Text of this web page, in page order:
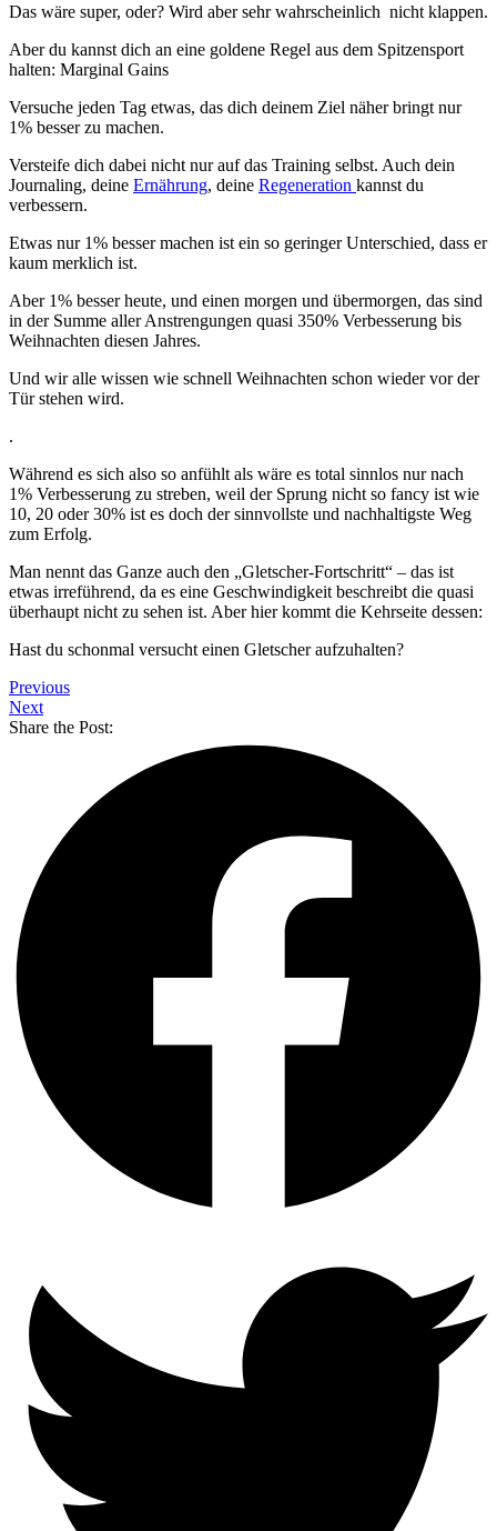
Das wäre super, oder? Wird aber sehr wahrscheinlich nicht klappen.
Aber du kannst dich an eine goldene Regel aus dem Spitzensport
halten: Marginal Gains
Versuche jeden Tag etwas, das dich deinem Ziel näher bringt nur
1% besser zu machen.
Versteife dich dabei nicht nur auf das Training selbst. Auch dein
Journaling, deine Ernährung, deine Regeneration kannst du
verbessern.
Etwas nur 1% besser machen ist ein so geringer Unterschied, dass er
kaum merklich ist.
Aber 1% besser heute, und einen morgen und übermorgen, das sind
in der Summe aller Anstrengungen quasi 350% Verbesserung bis
Weihnachten diesen Jahres.
Und wir alle wissen wie schnell Weihnachten schon wieder vor der
Tür stehen wird.
.
Während es sich also so anfühlt als wäre es total sinnlos nur nach
1% Verbesserung zu streben, weil der Sprung nicht so fancy ist wie
10, 20 oder 30% ist es doch der sinnvollste und nachhaltigste Weg
zum Erfolg.
Man nennt das Ganze auch den „Gletscher-Fortschritt“ – das ist
etwas irreführend, da es eine Geschwindigkeit beschreibt die quasi
überhaupt nicht zu sehen ist. Aber hier kommt die Kehrseite dessen:
Hast du schonmal versucht einen Gletscher aufzuhalten?
Previous
Next
Share the Post: